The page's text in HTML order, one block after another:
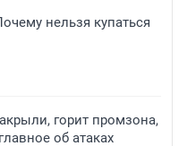
нельзя купаться
горит промзона,
об атаках